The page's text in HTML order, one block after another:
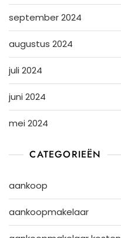
september 2024
augustus 2024
juli 2024
juni 2024
mei 2024
CATEGORIEËN
aankoop
aankoopmakelaar